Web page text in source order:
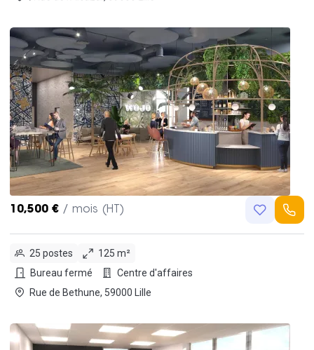
10,500 € / mois (HT)
25 postes
125 m²
Bureau fermé
Centre d'affaires
Rue de Bethune, 59000 Lille